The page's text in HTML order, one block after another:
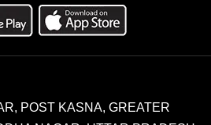
POST KASNA, GREATER